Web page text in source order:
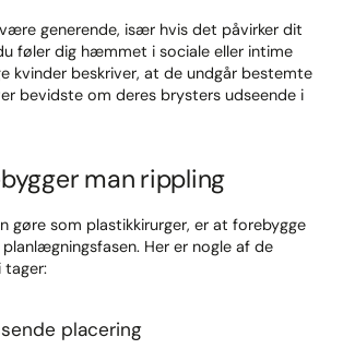
generende, især hvis det påvirker dit
føler dig hæmmet i sociale eller intime
kvinder beskriver, at de undgår bestemte
bevidste om deres brysters udseende i
man rippling
gøre som plastikkirurger, er at forebygge
Her er nogle af de
tager:
placering